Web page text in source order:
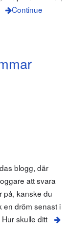
Continue
blogg, där
att svara
på, kanske du
en dröm senast i
skulle ditt